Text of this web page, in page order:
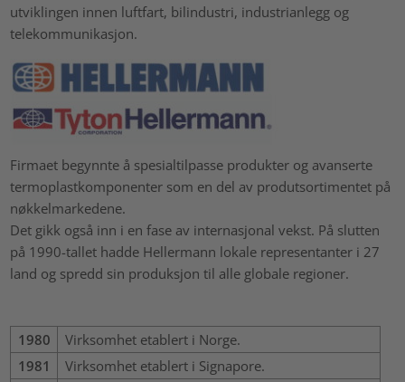
utviklingen innen luftfart, bilindustri, industrianlegg og
telekommunikasjon.
Firmaet begynnte å spesialtilpasse produkter og avanserte
termoplastkomponenter som en del av produtsortimentet på
nøkkelmarkedene.
Det gikk også inn i en fase av internasjonal vekst. På slutten
på 1990-tallet hadde Hellermann lokale representanter i 27
land og spredd sin produksjon til alle globale regioner.
1980
Virksomhet etablert i Norge.
1981
Virksomhet etablert i Signapore.